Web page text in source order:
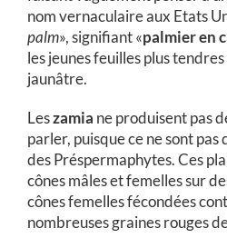
nom vernaculaire aux Etats
palm», signifiant «palmier en
les jeunes feuilles plus
jaunâtre.
Leszamia ne produisent pas
parler, puisque ce ne sont pas
des Préspermaphytes. Ces
cônes mâles et femelles sur
cônes femelles fécondées
nombreuses graines rouges